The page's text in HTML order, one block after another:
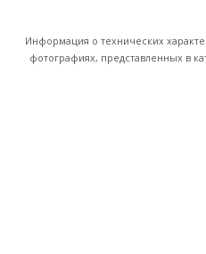
Информация о технических
фотографиях, представленных в